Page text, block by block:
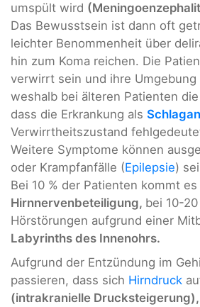
umspült wird
Das Bewusstsein ist dann oft
leichter Benommenheit über
hin zum Koma reichen. Die
verwirrt sein und ihre Umgebung
weshalb bei älteren Patienten
dass die Erkrankung als
Verwirrtheitszustand
Weitere Symptome können
oder Krampfanfälle (Epilepsie)
Bei 10 % der Patienten kommt
Hirnnervenbeteiligung, bei 10-20
Hörstörungen aufgrund einer
Labyrinths des Innenohrs.
Aufgrund der Entzündung im
passieren, dass sich Hirndruck
(intrakranielle Drucksteigerung),